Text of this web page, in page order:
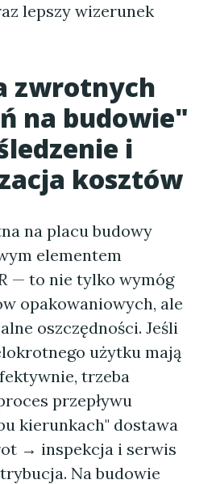
lepszy wizerunek
zwrotnych
na budowie"
i
kosztów
na placu budowy
elementem
— to nie tylko wymóg
opakowaniowych, ale
oszczędności. Jeśli
użytku mają
trzeba
przepływu
kierunkach" dostawa
→ inspekcja i serwis
Na budowie